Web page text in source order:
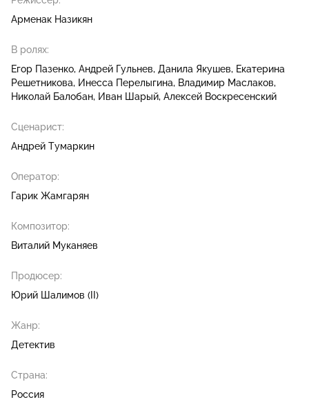
Арменак Назикян
В ролях:
Егор Пазенко Андрей Гульнев Данила Якушев
Екатерина
Решетникова Инесса Перелыгина Владимир Маслаков
Николай Балобан Иван Шарый Алексей Воскресенский
Сценарист:
Андрей Тумаркин
Оператор:
Гарик Жамгарян
Композитор:
Виталий Муканяев
Продюсер:
Юрий Шалимов (II)
Жанр:
Детектив
Страна:
Россия